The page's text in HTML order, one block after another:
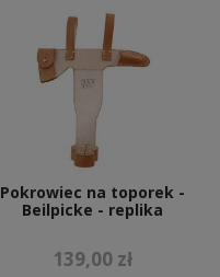
Pokrowiec na toporek -
Beilpicke - replika
139,00 zł